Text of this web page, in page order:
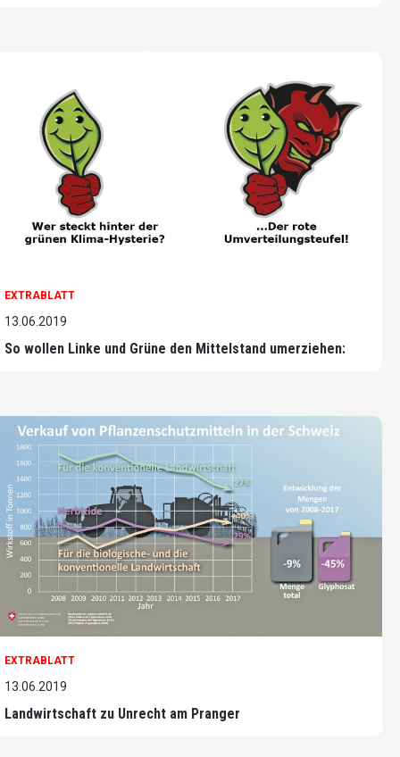
EXTRABLATT
13.06.2019
So wollen Linke und Grüne den Mittelstand umerziehen:
EXTRABLATT
13.06.2019
Landwirtschaft zu Unrecht am Pranger